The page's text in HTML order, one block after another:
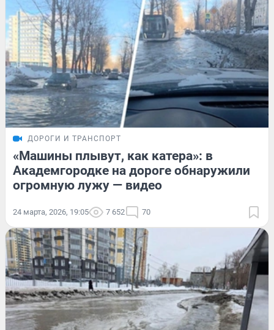
ДОРОГИ И ТРАНСПОРТ
«Машины плывут, как катера»: в
Академгородке на дороге обнаружили
огромную лужу — видео
24 марта, 2026, 19:05 7 652 70